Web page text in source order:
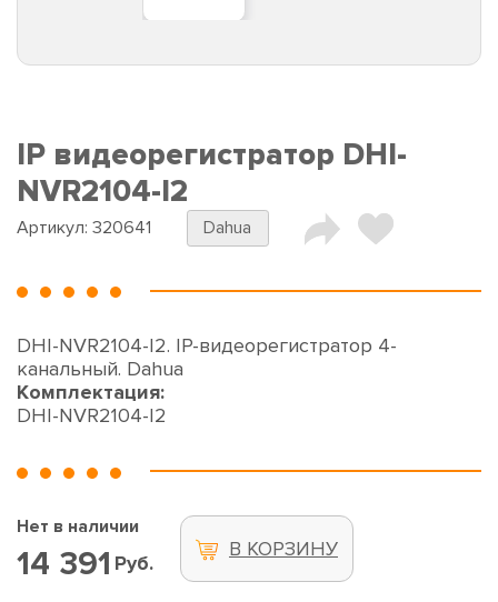
IP видеорегистратор DHI-
NVR2104-I2
Артикул: 320641 Dahua
DHI-NVR2104-I2. IP-видеорегистратор 4-
канальный. Dahua
Комплектация:
DHI-NVR2104-I2
Нет в наличии
14 391 Руб.
В КОРЗИНУ